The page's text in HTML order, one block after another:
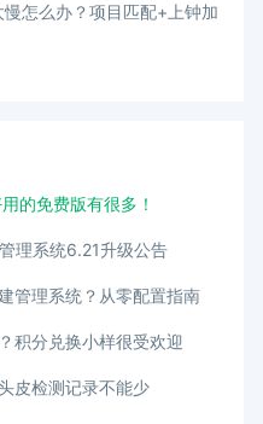
怎么办？项目匹配+上钟加
的免费版有很多！
理系统6.21升级公告
管理系统？从零配置指南
积分兑换小样很受欢迎
皮检测记录不能少